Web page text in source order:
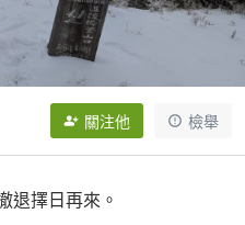
關注他 檢舉
退擇日再來。